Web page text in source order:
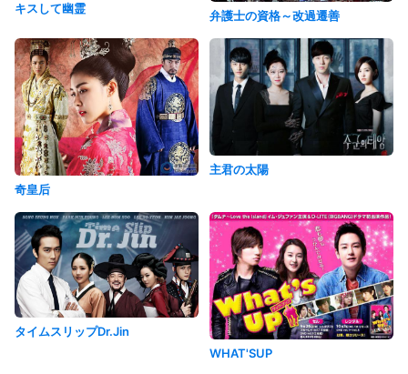
キスして幽霊 弁護士の資格～改過遷善
奇皇后
主君の太陽
タイムスリップDr.Jin
WHAT'SUP